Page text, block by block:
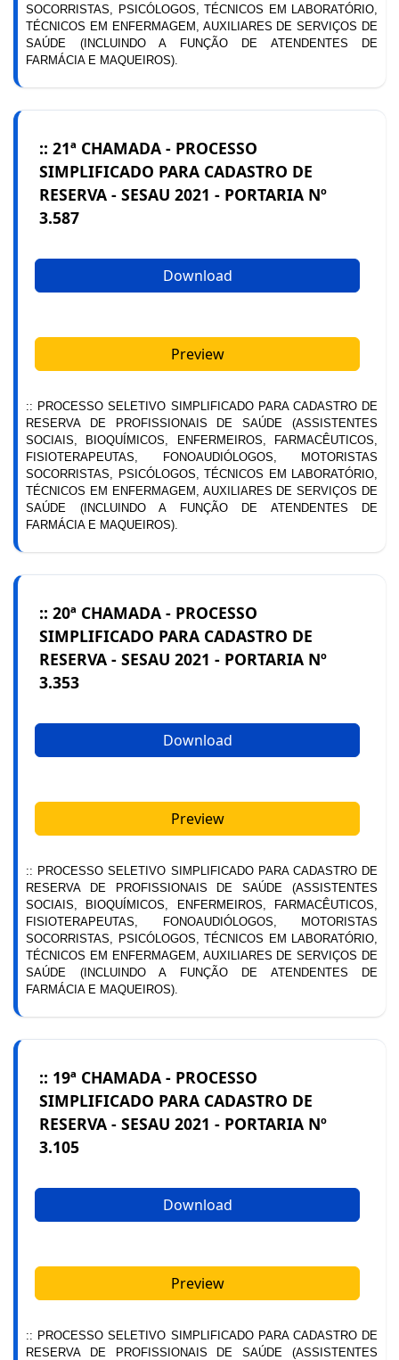
SOCORRISTAS, PSICÓLOGOS, TÉCNICOS EM LABORATÓRIO,
TÉCNICOS EM ENFERMAGEM, AUXILIARES DE SERVIÇOS DE
SAÚDE (INCLUINDO A FUNÇÃO DE ATENDENTES DE
FARMÁCIA E MAQUEIROS).
:: 21ª CHAMADA - PROCESSO
SIMPLIFICADO PARA CADASTRO DE
RESERVA - SESAU 2021 - PORTARIA Nº
3.587
Download
Preview
:: PROCESSO SELETIVO SIMPLIFICADO PARA CADASTRO DE
RESERVA DE PROFISSIONAIS DE SAÚDE (ASSISTENTES
SOCIAIS, BIOQUÍMICOS, ENFERMEIROS, FARMACÊUTICOS,
FISIOTERAPEUTAS, FONOAUDIÓLOGOS, MOTORISTAS
SOCORRISTAS, PSICÓLOGOS, TÉCNICOS EM LABORATÓRIO,
TÉCNICOS EM ENFERMAGEM, AUXILIARES DE SERVIÇOS DE
SAÚDE (INCLUINDO A FUNÇÃO DE ATENDENTES DE
FARMÁCIA E MAQUEIROS).
:: 20ª CHAMADA - PROCESSO
SIMPLIFICADO PARA CADASTRO DE
RESERVA - SESAU 2021 - PORTARIA Nº
3.353
Download
Preview
:: PROCESSO SELETIVO SIMPLIFICADO PARA CADASTRO DE
RESERVA DE PROFISSIONAIS DE SAÚDE (ASSISTENTES
SOCIAIS, BIOQUÍMICOS, ENFERMEIROS, FARMACÊUTICOS,
FISIOTERAPEUTAS, FONOAUDIÓLOGOS, MOTORISTAS
SOCORRISTAS, PSICÓLOGOS, TÉCNICOS EM LABORATÓRIO,
TÉCNICOS EM ENFERMAGEM, AUXILIARES DE SERVIÇOS DE
SAÚDE (INCLUINDO A FUNÇÃO DE ATENDENTES DE
FARMÁCIA E MAQUEIROS).
:: 19ª CHAMADA - PROCESSO
SIMPLIFICADO PARA CADASTRO DE
RESERVA - SESAU 2021 - PORTARIA Nº
3.105
Download
Preview
:: PROCESSO SELETIVO SIMPLIFICADO PARA CADASTRO DE
RESERVA DE PROFISSIONAIS DE SAÚDE (ASSISTENTES